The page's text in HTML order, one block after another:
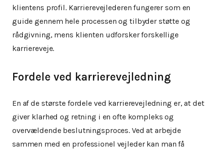
klientens profil. Karrierevejlederen fungerer som en
guide gennem hele processen og tilbyder støtte og
rådgivning, mens klienten udforsker forskellige
karriereveje.
Fordele ved karrierevejledning
En af de største fordele ved karrierevejledning er, at det
giver klarhed og retning i en ofte kompleks og
overvældende beslutningsproces. Ved at arbejde
sammen med en professionel vejleder kan man få